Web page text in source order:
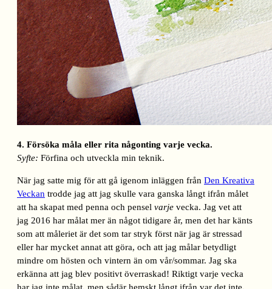
4. Försöka måla eller rita någonting varje vecka.
Syfte: Förfina och utveckla min teknik.
När jag satte mig för att gå igenom inläggen från Den Kreativa
Veckan trodde jag att jag skulle vara ganska långt ifrån målet
att ha skapat med penna och pensel varje vecka. Jag vet att
jag 2016 har målat mer än något tidigare år, men det har känts
som att måleriet är det som tar stryk först när jag är stressad
eller har mycket annat att göra, och att jag målar betydligt
mindre om hösten och vintern än om vår/sommar. Jag ska
erkänna att jag blev positivt överraskad! Riktigt varje vecka
har jag inte målat, men sådär hemskt långt ifrån var det inte.